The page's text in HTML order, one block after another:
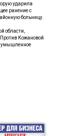
ударила
ранение с
больницу.
области,
Кожановой
умышленное